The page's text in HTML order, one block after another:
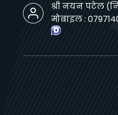
श्री नयन पटेल (
मोबाइल :